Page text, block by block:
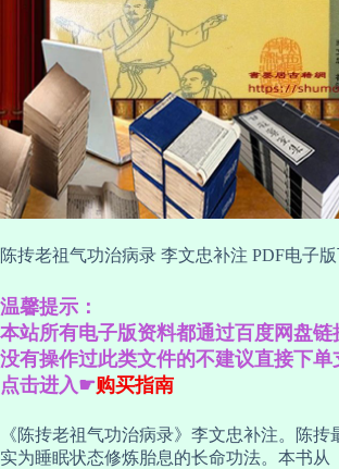
陈抟老祖气功治病录 李文忠补注 PDF电子
温馨提示：
本站所有电子版资料都通过百度网盘链
没有操作过此类文件的不建议直接下单
点击进入☛购买指南
《陈抟老祖气功治病录》李文忠补注。陈抟
实为睡眠状态修炼胎息的长命功法。本书从